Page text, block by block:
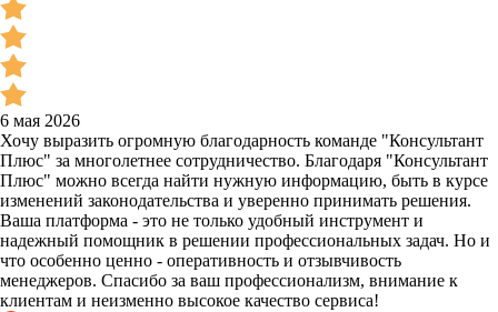
6 мая 2026
Хочу выразить огромную благодарность команде "Консультант
Плюс" за многолетнее сотрудничество. Благодаря "Консультант
Плюс" можно всегда найти нужную информацию, быть в курсе
изменений законодательства и уверенно принимать решения.
Ваша платформа - это не только удобный инструмент и
надежный помощник в решении профессиональных задач. Но и
что особенно ценно - оперативность и отзывчивость
менеджеров. Спасибо за ваш профессионализм, внимание к
клиентам и неизменно высокое качество сервиса!